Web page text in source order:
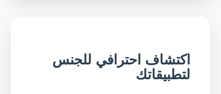
اكتشاف احترافي للجنس
لتطبيقاتك